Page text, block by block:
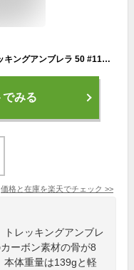
mont-bell モンベル 傘 折りたたみ傘 トレッキングアンブレラ 50 #1128698 コンパクト 通勤 通学 登山 トレッキング
でみる
価格と在庫を楽天でチェック >>
レッキングアンブレ
ーボン素材の骨が8
本体重量は139gと軽